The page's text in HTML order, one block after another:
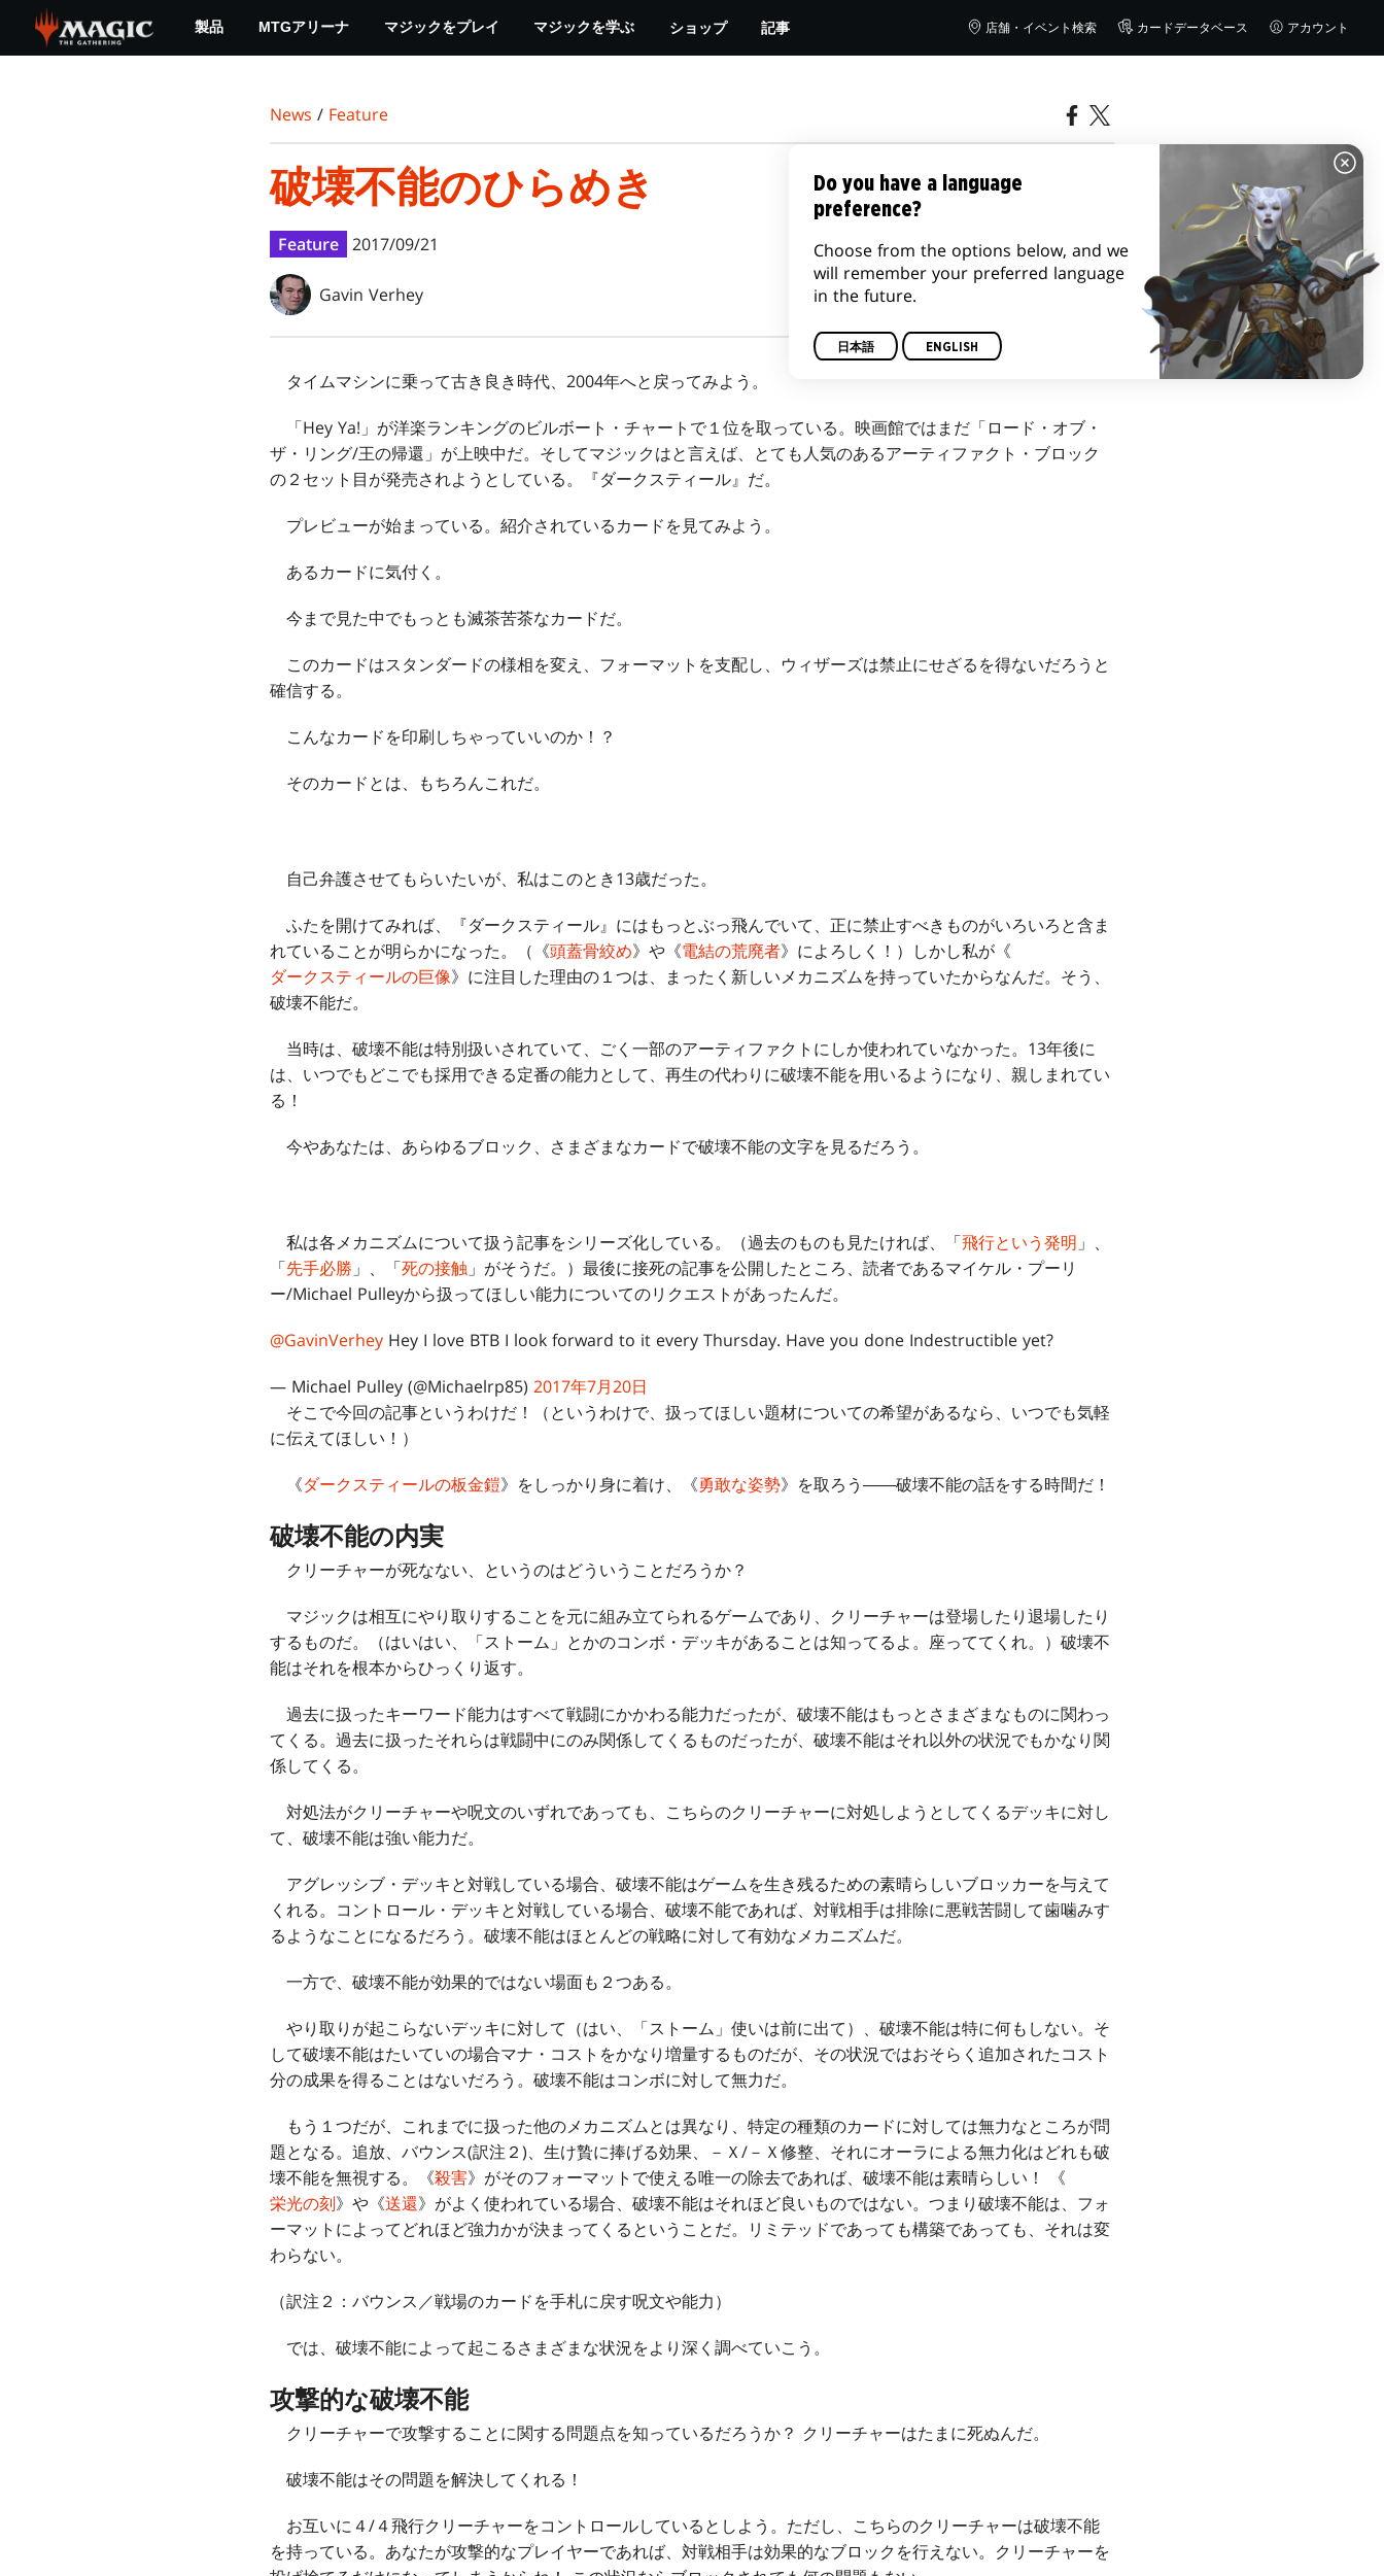
main
製品 MTGアリーナ マジックをプレイ マジックを学ぶ ショップ 記事 店舗・イベント検索 カードデータベース アカウント
News / Feature
破壊不能のひらめき
Feature 2017/09/21
Gavin Verhey
タイムマシンに乗って古き良き時代、2004年へと戻ってみよう。
「Hey Ya!」が洋楽ランキングのビルボート・チャートで１位を取っている。映画館ではまだ「ロード・オブ・
ザ・リング/王の帰還」が上映中だ。そしてマジックはと言えば、とても人気のあるアーティファクト・ブロック
の２セット目が発売されようとしている。『ダークスティール』だ。
プレビューが始まっている。紹介されているカードを見てみよう。
あるカードに気付く。
今まで見た中でもっとも滅茶苦茶なカードだ。
このカードはスタンダードの様相を変え、フォーマットを支配し、ウィザーズは禁止にせざるを得ないだろうと
確信する。
こんなカードを印刷しちゃっていいのか！？
そのカードとは、もちろんこれだ。
自己弁護させてもらいたいが、私はこのとき13歳だった。
ふたを開けてみれば、『ダークスティール』にはもっとぶっ飛んでいて、正に禁止すべきものがいろいろと含ま
れていることが明らかになった。（《頭蓋骨絞め》や《電結の荒廃者》によろしく！）しかし私が《
ダークスティールの巨像》に注目した理由の１つは、まったく新しいメカニズムを持っていたからなんだ。そう、
破壊不能だ。
当時は、破壊不能は特別扱いされていて、ごく一部のアーティファクトにしか使われていなかった。13年後に
は、いつでもどこでも採用できる定番の能力として、再生の代わりに破壊不能を用いるようになり、親しまれてい
る！
今やあなたは、あらゆるブロック、さまざまなカードで破壊不能の文字を見るだろう。
私は各メカニズムについて扱う記事をシリーズ化している。（過去のものも見たければ、「飛行という発明 」、
「先手必勝 」、「死の接触 」がそうだ。）最後に接死の記事を公開したところ、読者であるマイケル・プーリ
ー/Michael Pulleyから扱ってほしい能力についてのリクエストがあったんだ。
@GavinVerhey Hey I love BTB I look forward to it every Thursday. Have you done Indestructible yet?
— Michael Pulley (@Michaelrp85) 2017年7月20日
そこで今回の記事というわけだ！（というわけで、扱ってほしい題材についての希望があるなら、いつでも気軽
に伝えてほしい！）
《ダークスティールの板金鎧》をしっかり身に着け、《勇敢な姿勢》を取ろう――破壊不能の話をする時間だ！
破壊不能の内実
クリーチャーが死なない、というのはどういうことだろうか？
マジックは相互にやり取りすることを元に組み立てられるゲームであり、クリーチャーは登場したり退場したり
するものだ。（はいはい、「ストーム」とかのコンボ・デッキがあることは知ってるよ。座っててくれ。）破壊不
能はそれを根本からひっくり返す。
過去に扱ったキーワード能力はすべて戦闘にかかわる能力だったが、破壊不能はもっとさまざまなものに関わっ
てくる。過去に扱ったそれらは戦闘中にのみ関係してくるものだったが、破壊不能はそれ以外の状況でもかなり関
係してくる。
対処法がクリーチャーや呪文のいずれであっても、こちらのクリーチャーに対処しようとしてくるデッキに対し
て、破壊不能は強い能力だ。
アグレッシブ・デッキと対戦している場合、破壊不能はゲームを生き残るための素晴らしいブロッカーを与えて
くれる。コントロール・デッキと対戦している場合、破壊不能であれば、対戦相手は排除に悪戦苦闘して歯噛みす
るようなことになるだろう。破壊不能はほとんどの戦略に対して有効なメカニズムだ。
一方で、破壊不能が効果的ではない場面も２つある。
やり取りが起こらないデッキに対して（はい、「ストーム」使いは前に出て）、破壊不能は特に何もしない。そ
して破壊不能はたいていの場合マナ・コストをかなり増量するものだが、その状況ではおそらく追加されたコスト
分の成果を得ることはないだろう。破壊不能はコンボに対して無力だ。
もう１つだが、これまでに扱った他のメカニズムとは異なり、特定の種類のカードに対しては無力なところが問
題となる。追放、バウンス(訳注２)、生け贄に捧げる効果、－Ｘ/－Ｘ修整、それにオーラによる無力化はどれも破
壊不能を無視する。《殺害》がそのフォーマットで使える唯一の除去であれば、破壊不能は素晴らしい！ 《
栄光の刻》や《送還》がよく使われている場合、破壊不能はそれほど良いものではない。つまり破壊不能は、フォ
ーマットによってどれほど強力かが決まってくるということだ。リミテッドであっても構築であっても、それは変
わらない。
（訳注２：バウンス／戦場のカードを手札に戻す呪文や能力）
では、破壊不能によって起こるさまざまな状況をより深く調べていこう。
攻撃的な破壊不能
クリーチャーで攻撃することに関する問題点を知っているだろうか？ クリーチャーはたまに死ぬんだ。
破壊不能はその問題を解決してくれる！
お互いに４/４飛行クリーチャーをコントロールしているとしよう。ただし、こちらのクリーチャーは破壊不能
を持っている。あなたが攻撃的なプレイヤーであれば、対戦相手は効果的なブロックを行えない。クリーチャーを
Do you have a language
preference?
Choose from the options below, and we
will remember your preferred language
in the future.
日本語 ENGLISH